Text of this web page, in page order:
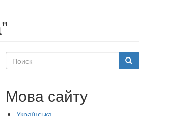
Поиск Поиск
Мова сайту
Українська